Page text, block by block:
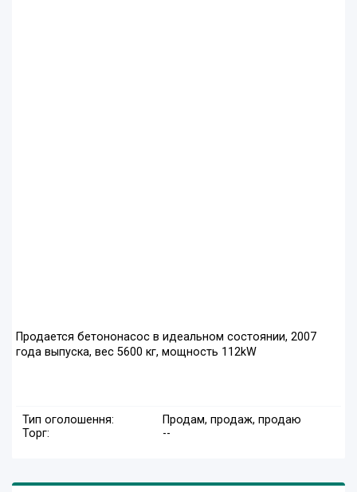
Продается бетононасос в идеальном состоянии, 2007
года выпуска, вес 5600 кг, мощность 112kW
Тип оголошення:
Продам, продаж, продаю
Торг:
--